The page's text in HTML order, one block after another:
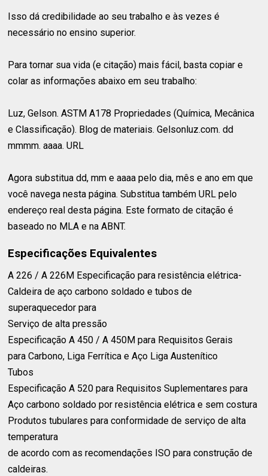
Isso dá credibilidade ao seu trabalho e às vezes é
necessário no ensino superior.
Para tornar sua vida (e citação) mais fácil, basta copiar e
colar as informações abaixo em seu trabalho:
Luz, Gelson. ASTM A178 Propriedades (Química, Mecânica
e Classificação). Blog de materiais. Gelsonluz.com. dd
mmmm. aaaa. URL
Agora substitua dd, mm e aaaa pelo dia, mês e ano em que
você navega nesta página. Substitua também URL pelo
endereço real desta página. Este formato de citação é
baseado no MLA e na ABNT.
Especificações Equivalentes
A 226 / A 226M Especificação para resistência elétrica-⁣
Caldeira de aço carbono soldado e tubos de
superaquecedor para
Serviço de alta pressão⁣
Especificação A 450 / A 450M para Requisitos Gerais⁣
para Carbono, Liga Ferrítica e Aço Liga Austenítico⁣
Tubos⁣
Especificação A 520 para Requisitos Suplementares para
Aço carbono soldado por resistência elétrica e sem costura⁣
Produtos tubulares para conformidade de serviço de alta
temperatura⁣
de acordo com as recomendações ISO para construção de
caldeiras.⁣